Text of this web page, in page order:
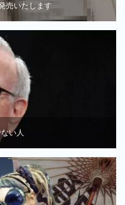
売いたします
い人